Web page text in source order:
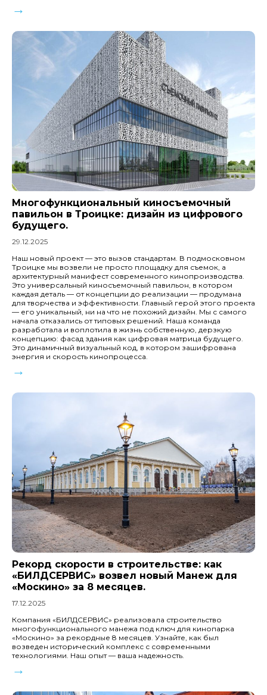
→
Многофункциональный киносъемочный
павильон в Троицке: дизайн из цифрового
будущего.
29.12.2025
Наш новый проект — это вызов стандартам. В подмосковном
Троицке мы возвели не просто площадку для съемок, а
архитектурный манифест современного кинопроизводства.
Это универсальный киносъемочный павильон, в котором
каждая деталь — от концепции до реализации — продумана
для творчества и эффективности. Главный герой этого проекта
— его уникальный, ни на что не похожий дизайн. Мы с самого
начала отказались от типовых решений. Наша команда
разработала и воплотила в жизнь собственную, дерзкую
концепцию: фасад здания как цифровая матрица будущего.
Это динамичный визуальный код, в котором зашифрована
энергия и скорость кинопроцесса.
→
Рекорд скорости в строительстве: как
«БИЛДСЕРВИС» возвел новый Манеж для
«Москино» за 8 месяцев.
17.12.2025
Компания «БИЛДСЕРВИС» реализовала строительство
многофункционального манежа под ключ для кинопарка
«Москино» за рекордные 8 месяцев. Узнайте, как был
возведен исторический комплекс с современными
технологиями. Наш опыт — ваша надежность.
→